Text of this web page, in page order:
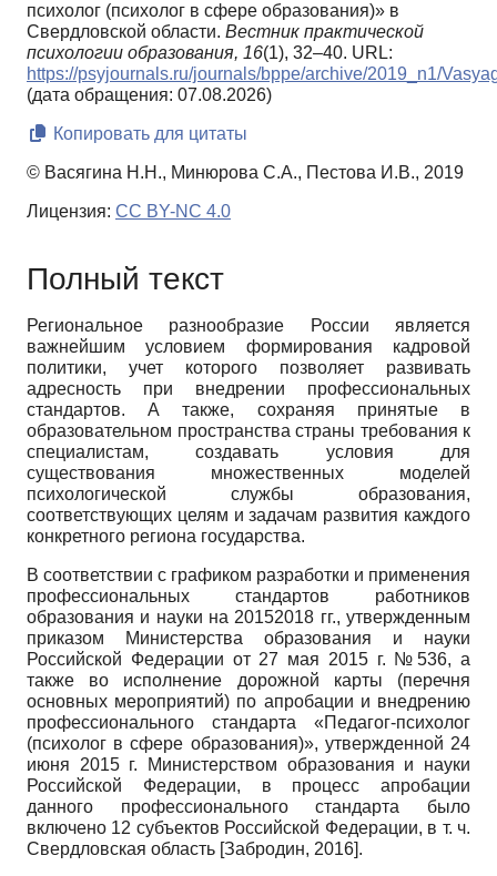
психолог (психолог в сфере образования)» в
Свердловской области. Вестник практической
психологии образования, 16(1), 32–40. URL:
https://psyjournals.ru/journals/bppe/archive/2019_n1/
(дата обращения: 07.08.2026)
Копировать для цитаты
© Васягина Н.Н., Минюрова С.А., Пестова И.В., 2019
Лицензия: CC BY-NC 4.0
Полный текст
Региональное разнообразие России является
важнейшим условием формирования кадровой
политики, учет которого позволяет развивать
адресность при внедрении профессиональных
стандартов. А также, сохраняя принятые в
образовательном пространства страны требования к
специалистам, создавать условия для
существования множественных моделей
психологической службы образования,
соответствующих целям и задачам развития каждого
конкретного региона государства.
В соответствии с графиком разработки и применения
профессиональных стандартов работников
образования и науки на 2015­2018 гг., утвержденным
приказом Министерства образования и науки
Российской Федерации от 27 мая 2015 г. №536, а
также во исполнение дорожной карты (перечня
основных мероприятий) по апробации и внедрению
профессионального стандарта «Педагог-психолог
(психолог в сфере образования)», утвержденной 24
июня 2015 г. Министерством образования и науки
Российской Федерации, в процесс апробации
данного профессионального стандарта было
включено 12 субъектов Российской Федерации, в т. ч.
Свердловская область [Забродин, 2016].